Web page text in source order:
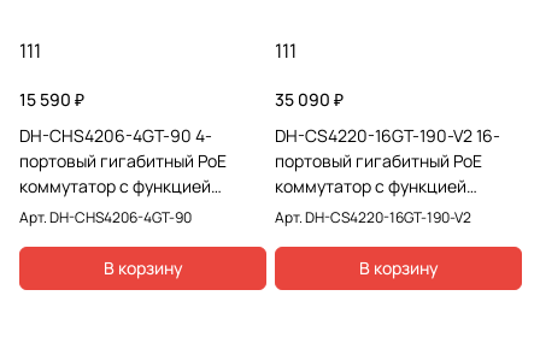
111
15 590 ₽
DH-CHS4206-4GT-90 4-
портовый гигабитный PoE
коммутатор с функцией
облачного управления
Арт.DH-CHS4206-4GT-90
В корзину
111
35 090 ₽
DH-CS4220-16GT-190-V2 16-
портовый гигабитный PoE
коммутатор с функцией
облачного управления
Арт.DH-CS4220-16GT-190-V2
В корзину